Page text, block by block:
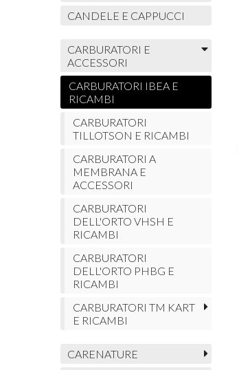
CANDELE E CAPPUCCI
CARBURATORI E
ACCESSORI
CARBURATORI IBEA E
RICAMBI
CARBURATORI
TILLOTSON E RICAMBI
CARBURATORI A
MEMBRANA E
ACCESSORI
CARBURATORI
DELL'ORTO VHSH E
RICAMBI
CARBURATORI
DELL'ORTO PHBG E
RICAMBI
CARBURATORI TM KART
E RICAMBI
CARENATURE